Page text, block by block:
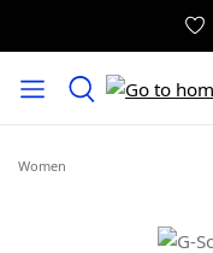
Women
Skip image gallery